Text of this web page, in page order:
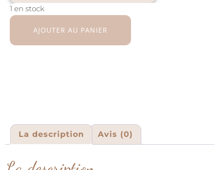
1 en stock
AJOUTER AU PANIER
La description Avis (0)